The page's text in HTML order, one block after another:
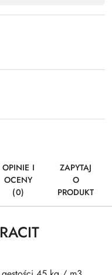
OPINIE I
OCENY
(0)
ZAPYTAJ
O
PRODUKT